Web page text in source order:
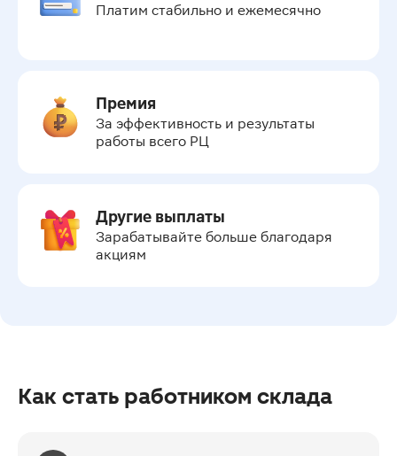
Платим стабильно и ежемесячно
Премия
За эффективность и результаты
работы всего РЦ
Другие выплаты
Зарабатывайте больше благодаря
акциям
Как стать работником склада